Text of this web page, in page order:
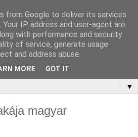
▼
magyar
from Google to deliver its services
IP address and user-agent are
with performance and security
of service, generate usage
and address abuse.
MORE GOT IT